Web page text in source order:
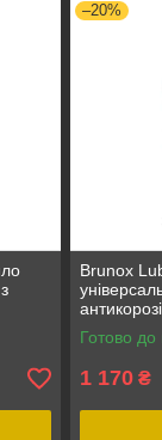
–20%
Brunox
присадка
Готово до
1 170 ₴